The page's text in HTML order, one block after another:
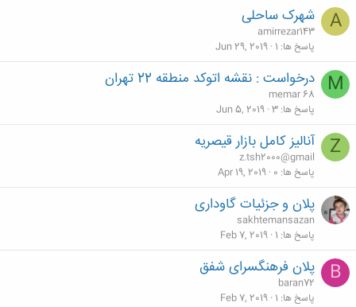
A شهرک ساحلی
amirrezar143
پاسخ ها 1
Jun 29, 2019
M درخواست : نقشه اتوکد منطقه 22 تهران
memar 68
پاسخ ها 3
Jun 5, 2019
Z آنالیز کامل بازار قیصریه
z.tsh2000@gmail
پاسخ ها 0
Apr 19, 2019
پلان و جزئیات گاوداری
sakhtemansazan
پاسخ ها 1
Feb 7, 2019
B پلان فرهنگسرای شفق
baran72
پاسخ ها 1
Feb 7, 2019